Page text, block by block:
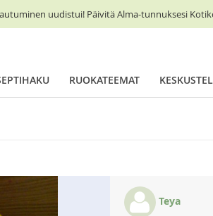
uudistui! Päivitä Alma-tunnuksesi
RUOKATEEMAT
Teya